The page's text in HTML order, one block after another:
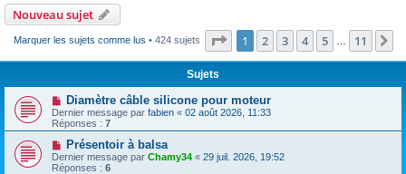
Nouveau sujet
Marquer les sujets comme lus • 424 sujets Page 1sur11
1 2 3 4 5 11
Sujets
Diamètre câble silicone pour moteur
Dernier message par fabien « 02 août 2026, 11:33
Réponses : 7
Présentoir à balsa
Dernier message par Chamy34 « 29 juil. 2026, 19:52
Réponses : 6